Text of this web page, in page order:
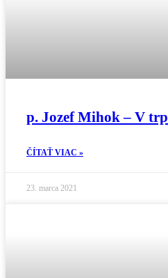
p. Jozef Mihok – V
ČÍTAŤ VIAC »
23. marca 2021